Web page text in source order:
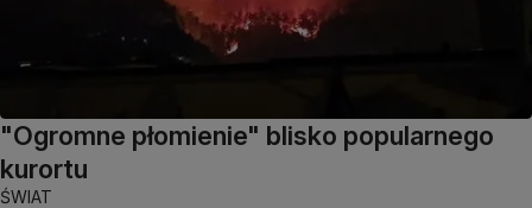
"Ogromne płomienie" blisko popularnego
kurortu
ŚWIAT